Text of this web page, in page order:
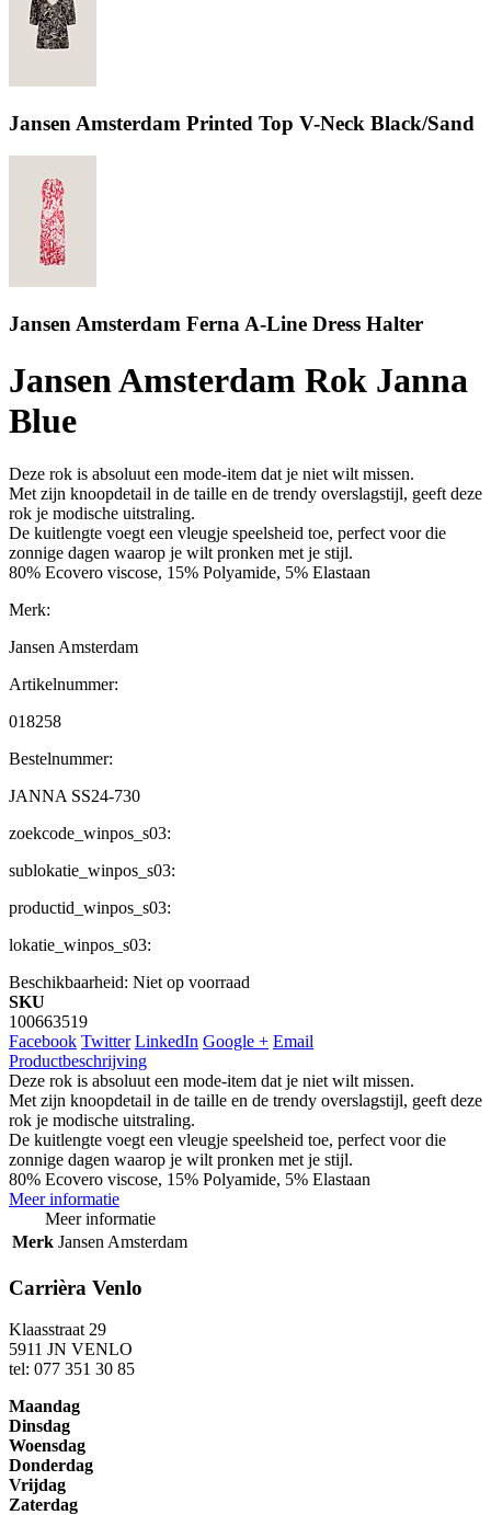
Jansen Amsterdam Printed Top V-Neck Black/Sand
Jansen Amsterdam Ferna A-Line Dress Halter
Jansen Amsterdam Rok Janna
Blue
Deze rok is absoluut een mode-item dat je niet wilt missen.
Met zijn knoopdetail in de taille en de trendy overslagstijl, geeft deze
rok je modische uitstraling.
De kuitlengte voegt een vleugje speelsheid toe, perfect voor die
zonnige dagen waarop je wilt pronken met je stijl.
80% Ecovero viscose, 15% Polyamide, 5% Elastaan
Merk:
Jansen Amsterdam
Artikelnummer:
018258
Bestelnummer:
JANNA SS24-730
zoekcode_winpos_s03:
sublokatie_winpos_s03:
productid_winpos_s03:
lokatie_winpos_s03:
Beschikbaarheid: Niet op voorraad
SKU
100663519
Facebook Twitter LinkedIn Google + Email
Productbeschrijving
Deze rok is absoluut een mode-item dat je niet wilt missen.
Met zijn knoopdetail in de taille en de trendy overslagstijl, geeft deze
rok je modische uitstraling.
De kuitlengte voegt een vleugje speelsheid toe, perfect voor die
zonnige dagen waarop je wilt pronken met je stijl.
80% Ecovero viscose, 15% Polyamide, 5% Elastaan
Meer informatie
Meer informatie
Merk Jansen Amsterdam
Carrièra Venlo
Klaasstraat 29
5911 JN VENLO
tel: 077 351 30 85
Maandag
Dinsdag
Woensdag
Donderdag
Vrijdag
Zaterdag